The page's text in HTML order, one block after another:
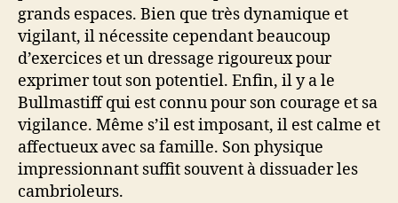
grands espaces. Bien que très dynamique et
vigilant, il nécessite cependant beaucoup
d’exercices et un dressage rigoureux pour
exprimer tout son potentiel. Enfin, il y a le
Bullmastiff qui est connu pour son courage et sa
vigilance. Même s’il est imposant, il est calme et
affectueux avec sa famille. Son physique
impressionnant suffit souvent à dissuader les
cambrioleurs.